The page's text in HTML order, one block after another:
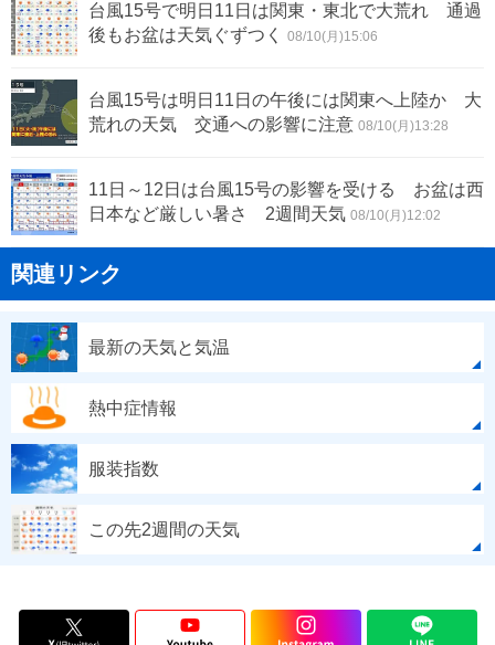
台風15号で明日11日は関東・東北で大荒れ 通過
後もお盆は天気ぐずつく
08/10(月)15:06
台風15号は明日11日の午後には関東へ上陸か 大
荒れの天気 交通への影響に注意 08/10(月)13:28
11日～12日は台風15号の影響を受ける お盆は西
日本など厳しい暑さ 2週間天気 08/10(月)12:02
関連リンク
最新の天気と気温
熱中症情報
服装指数
この先2週間の天気